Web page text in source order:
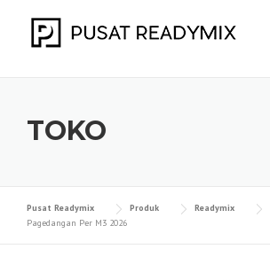
TOKO
Pusat Readymix Produk Readymix
Pagedangan Per M3 2026